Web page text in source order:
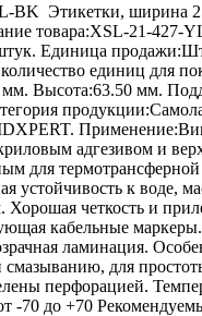
BK Этикетки, ширина
товара:XSL-21-427-
Единица
единиц для
Высота:63.50 мм.
адгезивом и
для термотрансферной
устойчивость к воде,
Хорошая четкость и
кабельные
ламинация.
для
перфорацией.
-70 до +70